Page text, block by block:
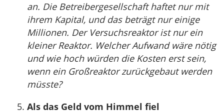
an. Die Betreibergesellschaft haftet nur mit
ihrem Kapital, und das beträgt nur einige
Millionen. Der Versuchsreaktor ist nur ein
kleiner Reaktor. Welcher Aufwand wäre nötig
und wie hoch würden die Kosten erst sein,
wenn ein Großreaktor zurückgebaut werden
müsste?
Als das Geld vom Himmel fiel